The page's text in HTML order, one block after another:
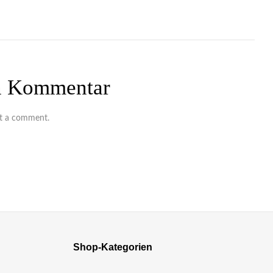
Kommentar
a comment.
Shop-Kategorien